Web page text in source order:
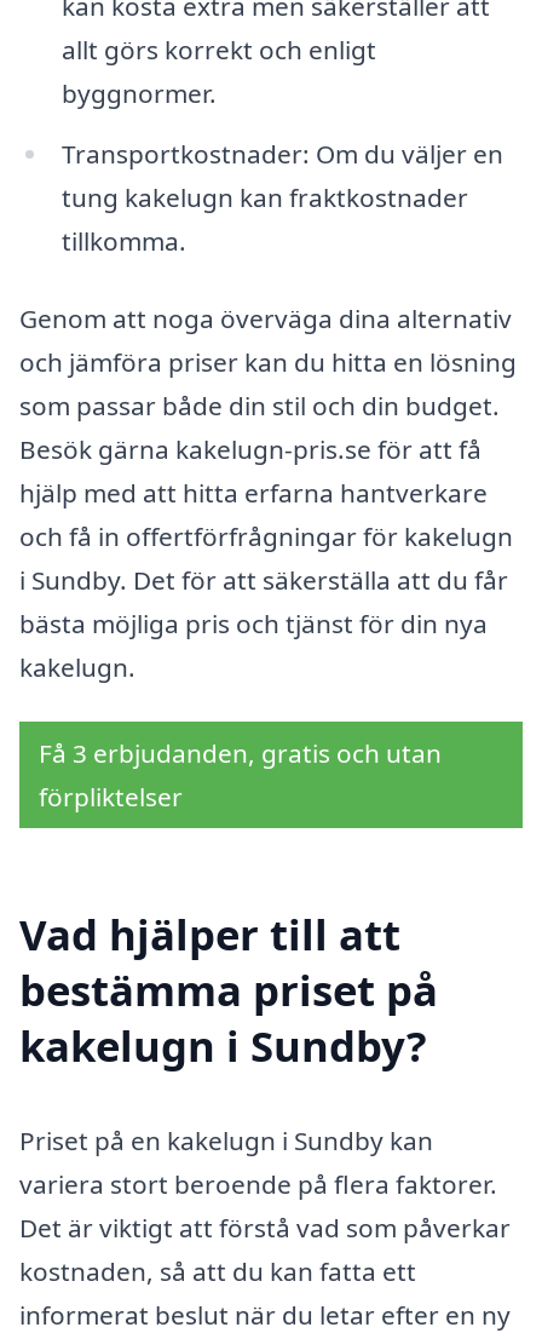
allt görs korrekt och enligt
byggnormer.
Transportkostnader: Om du väljer en
tung kakelugn kan fraktkostnader
tillkomma.
Genom att noga överväga dina alternativ
och jämföra priser kan du hitta en lösning
som passar både din stil och din budget.
Besök gärna kakelugn-pris.se för att få
hjälp med att hitta erfarna hantverkare
och få in offertförfrågningar för kakelugn
i Sundby. Det för att säkerställa att du får
bästa möjliga pris och tjänst för din nya
kakelugn.
Få 3 erbjudanden, gratis och utan
förpliktelser
Vad hjälper till att
bestämma priset på
kakelugn i Sundby?
Priset på en kakelugn i Sundby kan
variera stort beroende på flera faktorer.
Det är viktigt att förstå vad som påverkar
kostnaden, så att du kan fatta ett
informerat beslut när du letar efter en ny